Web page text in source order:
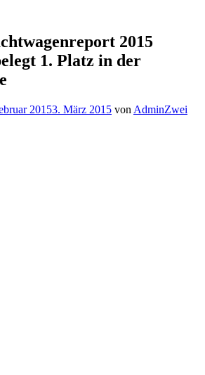
2015
1. Platz in der
20153. März 2015 von AdminZwei